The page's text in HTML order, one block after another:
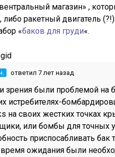
магазин» ,
ракетный двигатель
«баков для груди«.
ответил 7 лет назад
зрения были проблемой на
истребителях-
на своих жестких точках
или бомбы для точных
приспосабливать
время ожидания были